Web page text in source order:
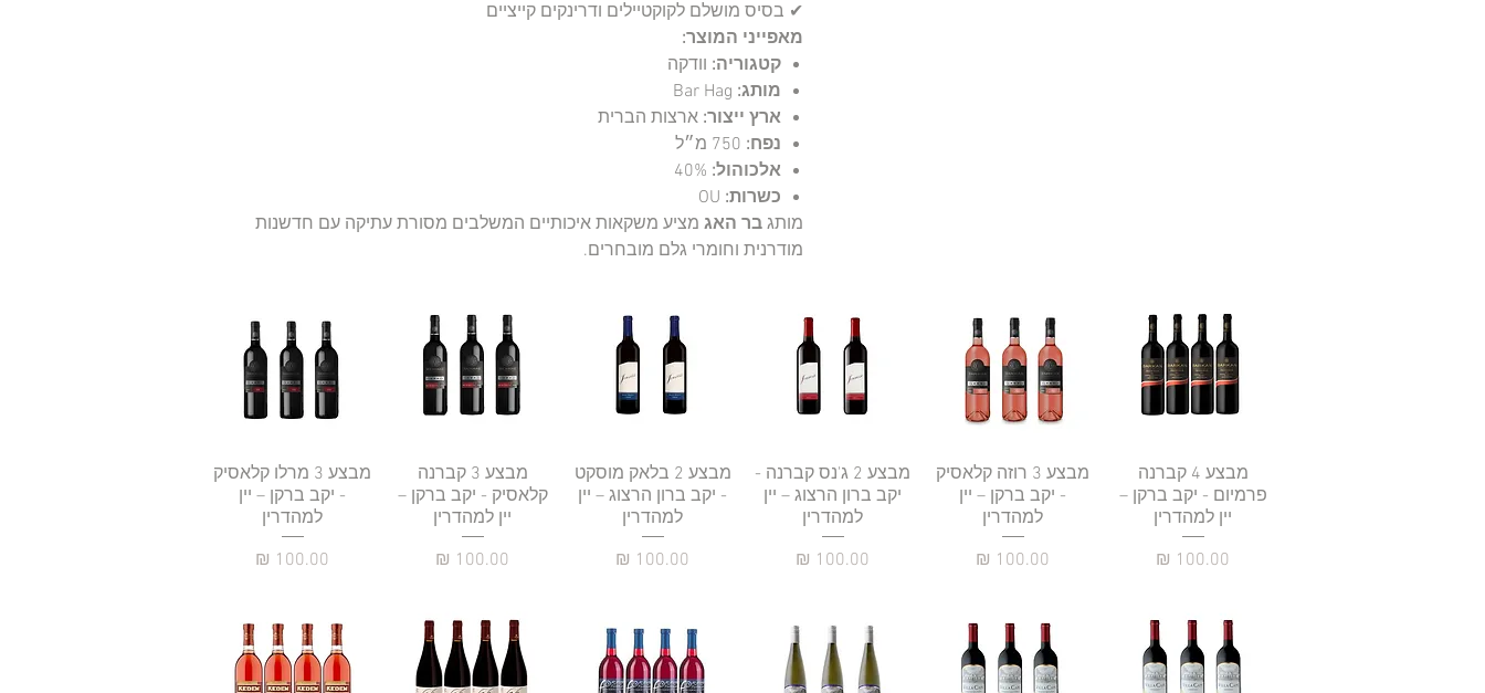
✔ בסיס מושלם לקוקטיילים ודרינקים קייציים
מאפייני המוצר:
קטגוריה: וודקה
מותג:
ארץ ייצור: ארצות הברית
נפח:
אלכוהול:
כשרות:
מותג בר האג מציע משקאות איכותיים המשלבים מסורת עתיקה עם חדשנות
מודרנית וחומרי גלם מובחרים.
תצוגה מהירה
מבצע 4 קברנה
פרמיום - יקב ברקן –
יין למהדרין
מחיר
תצוגה מהירה
מבצע 3 רוזה קלאסיק
- יקב ברקן – יין
למהדרין
מחיר
תצוגה מהירה
מבצע 2 ג'נס קברנה -
יקב ברון הרצוג – יין
למהדרין
מחיר
תצוגה מהירה
מבצע 2 בלאק מוסקט
- יקב ברון הרצוג – יין
למהדרין
מחיר
תצוגה מהירה
מבצע 3 קברנה
קלאסיק - יקב ברקן –
יין למהדרין
מחיר
תצוגה מהירה
מבצע 3 מרלו קלאסיק
- יקב ברקן – יין
למהדרין
מחיר